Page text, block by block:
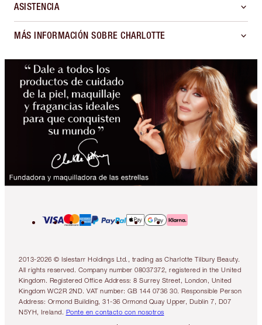
ASISTENCIA
MÁS INFORMACIÓN SOBRE CHARLOTTE
2013-2026 © Islestarr Holdings Ltd., trading as Charlotte Tilbury Beauty.
All rights reserved. Company number 08037372, registered in the United
Kingdom. Registered Office Address: 8 Surrey Street, London, United
Kingdom WC2R 2ND. VAT number: GB 144 0736 30. Responsible Person
Address: Ormond Building, 31-36 Ormond Quay Upper, Dublin 7, D07
N5YH, Ireland. Ponte en contacto con nosotros